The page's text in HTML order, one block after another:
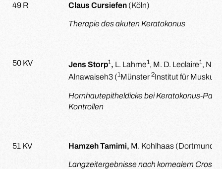
49 R Claus Cursiefen (Köln)
Therapie des akuten Keratokonus
50 KV Jens Storp1, L. Lahme1, M. D. Leclaire1, N.
Alnawaiseh3 (1Münster 2 Institut für
Hornhautepitheldicke bei Keratokonus-
Kontrollen
51 KV Hamzeh Tamimi, M. Kohlhaas (Dortmund)
Langzeitergebnisse nach kornealem